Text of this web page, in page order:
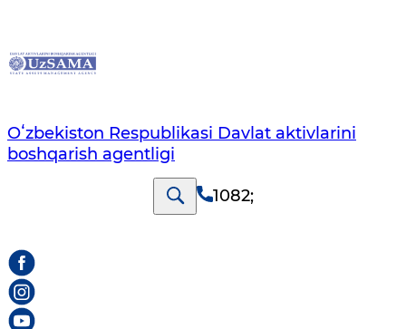
Oʻzbekiston Respublikasi Davlat aktivlarini
boshqarish agentligi
1082;